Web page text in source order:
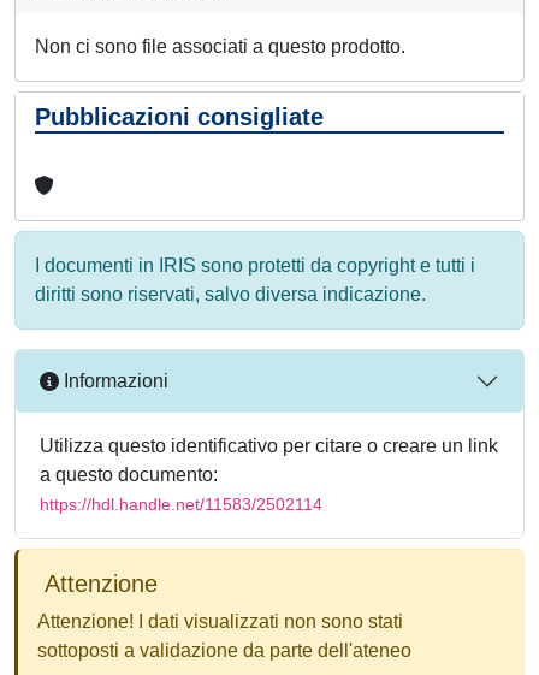
Non ci sono file associati a questo prodotto.
Pubblicazioni consigliate
I documenti in IRIS sono protetti da copyright e tutti i
diritti sono riservati, salvo diversa indicazione.
Informazioni
Utilizza questo identificativo per citare o creare un link
a questo documento:
https://hdl.handle.net/11583/2502114
Attenzione
Attenzione! I dati visualizzati non sono stati
sottoposti a validazione da parte dell'ateneo